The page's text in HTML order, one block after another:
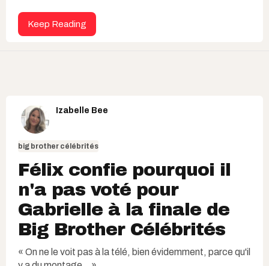
Keep Reading
Izabelle Bee
big brother célébrités
Félix confie pourquoi il
n'a pas voté pour
Gabrielle à la finale de
Big Brother Célébrités
« On ne le voit pas à la télé, bien évidemment, parce qu'il